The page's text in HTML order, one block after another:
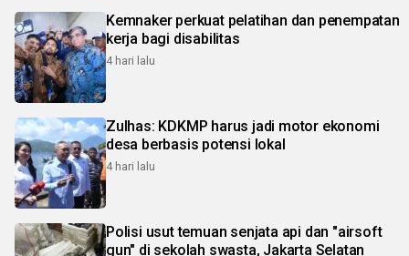
Kemnaker perkuat pelatihan dan penempatan
kerja bagi disabilitas
4 hari lalu
Zulhas: KDKMP harus jadi motor ekonomi
desa berbasis potensi lokal
4 hari lalu
Polisi usut temuan senjata api dan "airsoft
gun" di sekolah swasta, Jakarta Selatan